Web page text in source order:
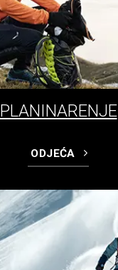
PLANINARENJE
ODJEĆA